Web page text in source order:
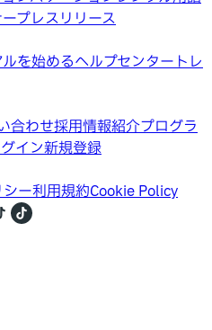
プレスリリース
を始めるヘルプセンタートレ
合わせ採用情報紹介プログラ
イン新規登録
ー利用規約Cookie Policy